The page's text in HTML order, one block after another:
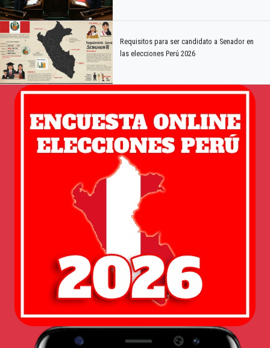
Requisitos para ser candidato a Senador en
las elecciones Perú 2026